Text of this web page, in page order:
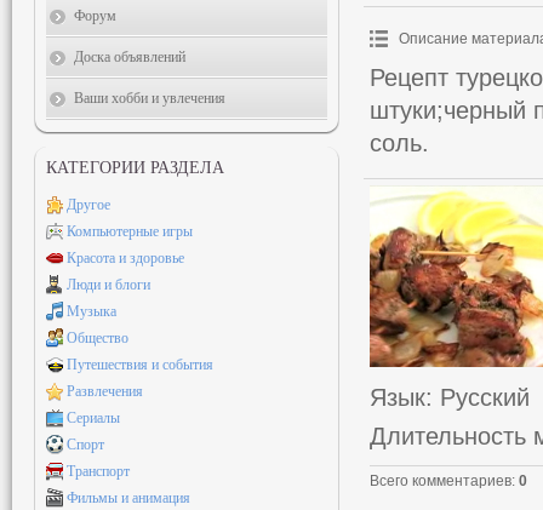
Описание
Рецепт
штуки;черный
соль.
Язык: Русский
Длительность
Всего комментариев: 0
Форум
Доска объявлений
Ваши хобби и увлечения
КАТЕГОРИИ РАЗДЕЛА
Другое
Компьютерные игры
Красота и здоровье
Люди и блоги
Музыка
Общество
Путешествия и события
Развлечения
Сериалы
Спорт
Транспорт
Фильмы и анимация